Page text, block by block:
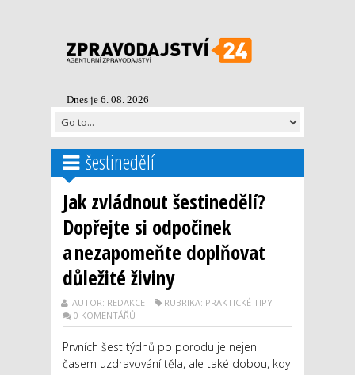
Dnes je 6. 08. 2026
šestinedělí
Jak zvládnout šestinedělí?
Dopřejte si odpočinek
a nezapomeňte doplňovat
důležité živiny
AUTOR: REDAKCE
RUBRIKA: PRAKTICKÉ TIPY
0 KOMENTÁŘŮ
Prvních šest týdnů po porodu je nejen
časem uzdravování těla, ale také dobou, kdy